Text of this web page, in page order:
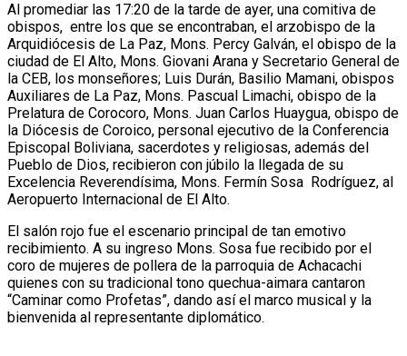
Al promediar las 17:20 de la tarde de ayer, una comitiva de
obispos, entre los que se encontraban, el arzobispo de la
Arquidiócesis de La Paz, Mons. Percy Galván, el obispo de la
ciudad de El Alto, Mons. Giovani Arana y Secretario General de
la CEB, los monseñores; Luis Durán, Basilio Mamani, obispos
Auxiliares de La Paz, Mons. Pascual Limachi, obispo de la
Prelatura de Corocoro, Mons. Juan Carlos Huaygua, obispo de
la Diócesis de Coroico, personal ejecutivo de la Conferencia
Episcopal Boliviana, sacerdotes y religiosas, además del
Pueblo de Dios, recibieron con júbilo la llegada de su
Excelencia Reverendísima, Mons. Fermín Sosa Rodríguez, al
Aeropuerto Internacional de El Alto.
El salón rojo fue el escenario principal de tan emotivo
recibimiento. A su ingreso Mons. Sosa fue recibido por el
coro de mujeres de pollera de la parroquia de Achacachi
quienes con su tradicional tono quechua-aimara cantaron
“Caminar como Profetas”, dando así el marco musical y la
bienvenida al representante diplomático.